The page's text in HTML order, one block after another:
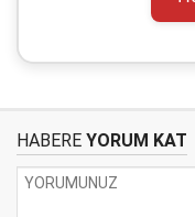
HABERE YORUM KAT